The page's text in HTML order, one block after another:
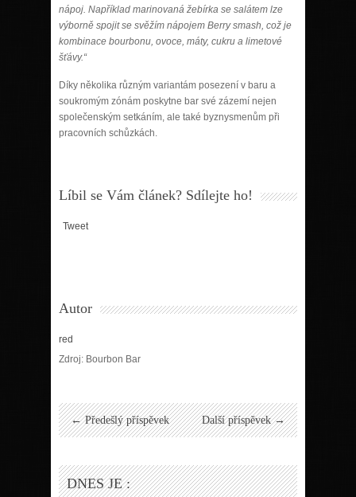
nápoj. Například marinovaná žebírka se salátem lze
výborně spojit se svěžím nápojem Berry smash, což je
kombinace bourbonu, ovoce, máty, cukru a limetové
šťávy.“
Díky několika různým variantám posezení v baru a
soukromým zónám poskytne bar své zázemí nejen
společenským setkáním, ale také byznysmenům při
pracovních schůzkách.
Líbil se Vám článek? Sdílejte ho!
Tweet
Autor
red
Zdroj: Bourbon Bar
← Předešlý příspěvek Další příspěvek →
DNES JE :